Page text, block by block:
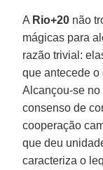
A Rio+20 não
mágicas para
razão trivial:
que antecede
Alcançou-se
consenso de
cooperação
que deu
caracteriza o